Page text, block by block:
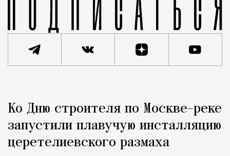
Город
Ко Дню строителя по Москве-реке
запустили плавучую инсталляцию
церетелиевского размаха